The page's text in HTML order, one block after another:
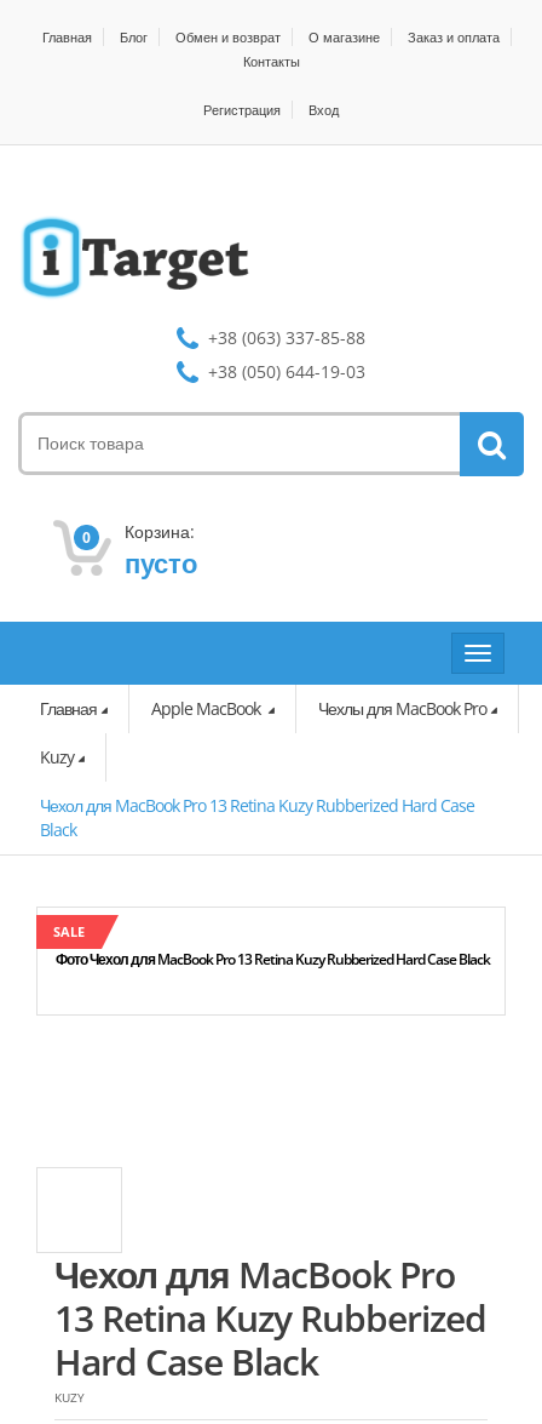
Главная Блог Обмен и возврат О магазине
Заказ и оплата
Контакты
Регистрация Вход
+38 (063) 337-85-88
+38 (050) 644-19-03
0 Корзина:
пусто
Toggle
Главная
Apple MacBook Чехлы для MacBook Pro
Kuzy
Чехол для MacBook Pro 13 Retina Kuzy Rubberized Hard Case
Black
SALE
Фото Чехол для MacBook Pro 13 Retina Kuzy Rubberized Hard Case Black
Чехол для MacBook Pro
13 Retina Kuzy Rubberized
Hard Case Black
KUZY